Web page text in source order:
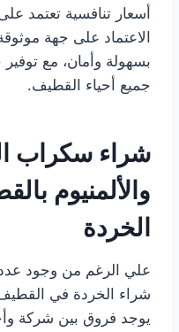
أسعار تنافسية تعتمد
الاعتماد على جهة
بسهولة وأمان، مع
جميع أحياء القطيف.
شراء سكراب
والألمنيوم
الخردة
علي الرغم من وجود
شراء الخردة في القطيف
يوجد فروق بين شركة